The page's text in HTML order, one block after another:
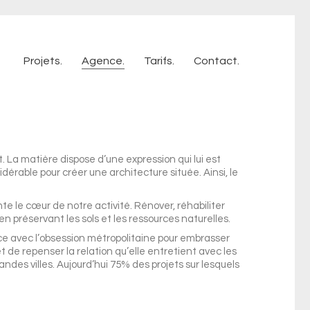
Projets. Agence. Tarifs. Contact.
matière dispose d’une expression qui lui est
pour créer une architecture située. Ainsi, le
le cœur de notre activité. Rénover, réhabiliter
préservant les sols et les ressources naturelles.
l’obsession métropolitaine pour embrasser
de repenser la relation qu’elle entretient avec les
villes. Aujourd’hui 75% des projets sur lesquels